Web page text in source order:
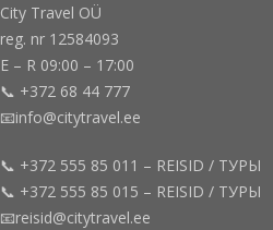
City Travel OÜ
reg. nr 12584093
E – R 09:00 – 17:00
📞 +372 68 44 777
📧info@citytravel.ee
📞 +372 555 85 011 – REISID / ТУРЫ
📞 +372 555 85 015 – REISID / ТУРЫ
📧reisid@citytravel.ee